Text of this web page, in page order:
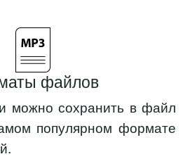
файлов
можно сохранить в файл
популярном формате